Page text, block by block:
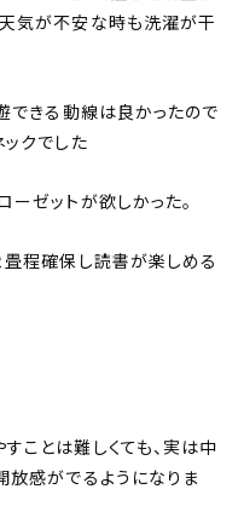
気が不安な時も洗濯が干
できる動線は良かったので
クでした
ゼットが欲しかった。
畳程確保し読書が楽しめる
ことは難しくても、実は中
放感がでるようになりま